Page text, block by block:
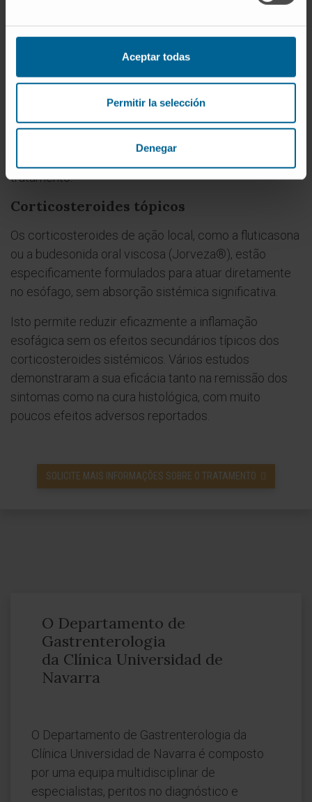
Aceptar todas
Permitir la selección
Denegar
esofágica em doentes com esofagite eosinofílica.
Aproximadamente 50% dos doentes respondem
favoravelmente, com melhoria tanto dos sintomas
como dos achados inflamatórios na biópsia. São
medicamentos de utilização simples, amplamente
que os torna uma das primeiras opções de
tratamento.
Corticosteroides tópicos
Os corticosteroides de ação local, como a fluticasona
ou a budesonida oral viscosa (Jorveza®), estão
especificamente formulados para atuar diretamente
no esófago, sem absorção sistémica significativa.
Isto permite reduzir eficazmente a inflamação
esofágica sem os efeitos secundários típicos dos
corticosteroides sistémicos. Vários estudos
demonstraram a sua eficácia tanto na remissão dos
sintomas como na cura histológica, com muito
poucos efeitos adversos reportados.
SOLICITE MAIS INFORMAÇÕES SOBRE O TRATAMENTO
O Departamento de
Gastrenterologia
da Clínica Universidad de
Navarra
O Departamento de Gastrenterologia da
Clínica Universidad de Navarra é composto
por uma equipa multidisciplinar de
especialistas, peritos no diagnóstico e